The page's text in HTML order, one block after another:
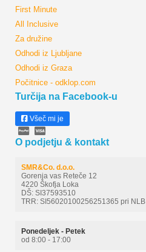
First Minute
All Inclusive
Za družine
Odhodi iz Ljubljane
Odhodi iz Graza
Počitnice - odklop.com
Turčija na Facebook-u
Všeč mi je
O podjetju & kontakt
SMR&Co. d.o.o.
Gorenja vas Reteče 12
4220 Škofja Loka
DŠ: SI37593510
TRR: SI56020100256251365 pri NLB
Ponedeljek - Petek
od 8:00 - 17:00